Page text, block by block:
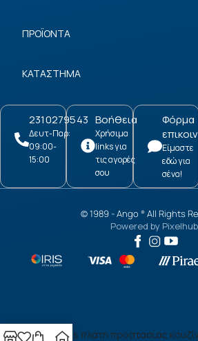
ΠΡΟΪΟΝΤΑ
ΚΑΤΑΣΤΗΜΑ
2310279543
Δευτ-Παρ:
09:00-
15:00
Βοήθεια
Χρήσιμα
links για
τις αγορές
σου
Φόρμα
Είμαστε
εδώ για
σένα!
© 1989 -Ango® All Rights
Powered by Pixelhub
Birches πλάτη προστασίας